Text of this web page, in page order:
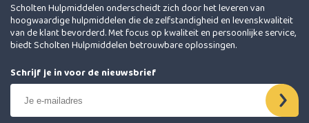
Scholten Hulpmiddelen onderscheidt zich door het leveren van
hoogwaardige hulpmiddelen die de zelfstandigheid en levenskwaliteit
van de klant bevorderd. Met focus op kwaliteit en persoonlijke service,
biedt Scholten Hulpmiddelen betrouwbare oplossingen.
Schrijf je in voor de nieuwsbrief